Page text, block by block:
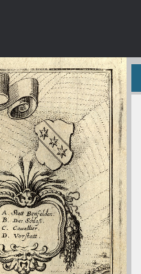
BASEL TO KOBLENZ
of the Rhine river
map